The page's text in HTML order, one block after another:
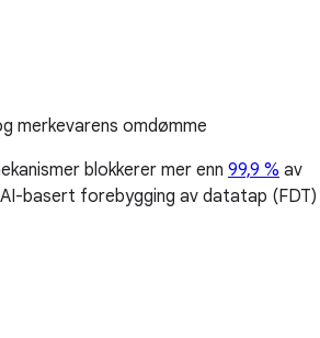
merkevarens omdømme
blokkerer mer enn 99,9 % av
basert forebygging av datatap (FDT)